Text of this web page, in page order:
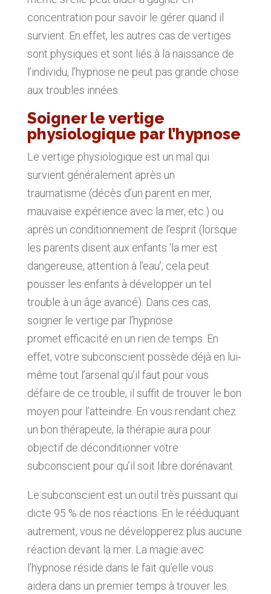
concentration pour savoir le gérer quand il
survient. En effet, les autres cas de vertiges
sont physiques et sont liés à la naissance de
l’individu, l’hypnose ne peut pas grande chose
aux troubles innées.
Soigner le vertige
physiologique par l’hypnose
Le vertige physiologique est un mal qui
survient généralement après un
traumatisme (décès d’un parent en mer,
mauvaise expérience avec la mer, etc.) ou
après un conditionnement de l’esprit (lorsque
les parents disent aux enfants ‘la mer est
dangereuse, attention à l’eau’, cela peut
pousser les enfants à développer un tel
trouble à un âge avancé). Dans ces cas,
soigner le vertige par l’hypnose
promet efficacité en un rien de temps. En
effet, votre subconscient possède déjà en lui-
même tout l’arsenal qu’il faut pour vous
défaire de ce trouble, il suffit de trouver le bon
moyen pour l’atteindre. En vous rendant chez
un bon thérapeute, la thérapie aura pour
objectif de déconditionner votre
subconscient pour qu’il soit libre dorénavant.
Le subconscient est un outil très puissant qui
dicte 95 % de nos réactions. En le rééduquant
autrement, vous ne développerez plus aucune
réaction devant la mer. La magie avec
l’hypnose réside dans le fait qu’elle vous
aidera dans un premier temps à trouver les